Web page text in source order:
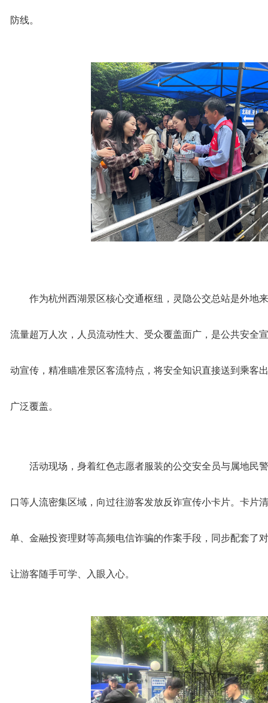
防线。
作为杭州西湖景区核心交通枢纽，灵隐公交总站是外地
流量超万人次，人员流动性大、受众覆盖面广，是公共安全
动宣传，精准瞄准景区客流特点，将安全知识直接送到乘客
广泛覆盖。
活动现场，身着红色志愿者服装的公交安全员与属地民
口等人流密集区域，向过往游客发放反诈宣传小卡片。卡片
单、金融投资理财等高频电信诈骗的作案手段，同步配套了
让游客随手可学、入眼入心。